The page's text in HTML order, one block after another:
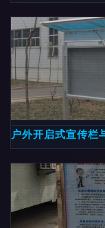
户外开启式宣传栏